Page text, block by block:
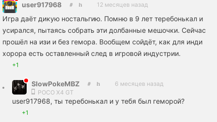
user917968 12 месяцев назад
Игра даёт дикую ностальгию. Помню в 9 лет теребонькал и
усирался, пытаясь собрать эти долбанные мешочки. Сейчас
прошёл на изи и без гемора. Вообщем сойдёт, как для инди
хорора есть оставленный след в игровой индустрии.
+1
SlowPokeMBZ
6 месяцев назад
POCO X4 GT
user917968, ты теребонькал и у тебя был геморой?
+1